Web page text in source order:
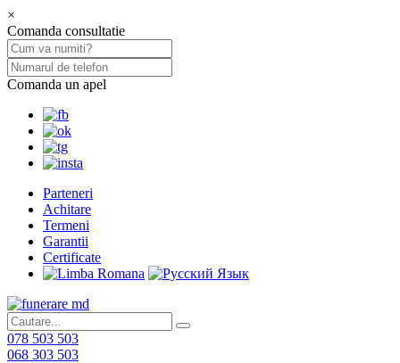
×
Comanda consultatie
Comanda un apel
Parteneri
Achitare
Termeni
Garantii
Certificate
078 503 503
068 303 503